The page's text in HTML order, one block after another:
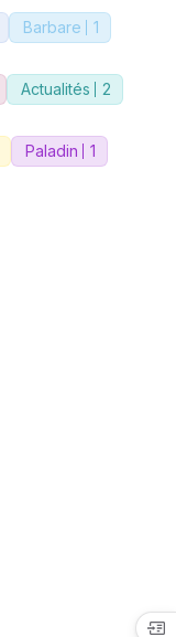
Barbare 1
Actualités 2
Paladin 1